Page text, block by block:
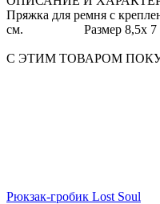
Пряжка для ремня с
см. Размер 8,5х 7
С ЭТИМ ТОВАРОМ
Рюкзак-гробик Lost Soul